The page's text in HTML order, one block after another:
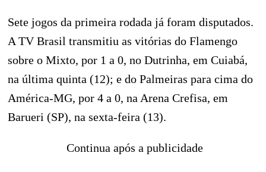
Sete jogos da primeira rodada já foram disputados.
A TV Brasil transmitiu as vitórias do Flamengo
sobre o Mixto, por 1 a 0, no Dutrinha, em Cuiabá,
na última quinta (12); e do Palmeiras para cima do
América-MG, por 4 a 0, na Arena Crefisa, em
Barueri (SP), na sexta-feira (13).
Continua após a publicidade